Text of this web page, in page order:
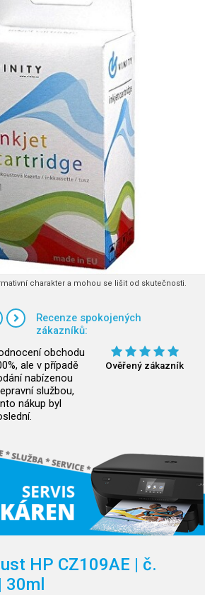
charakter a mohou se lišit od skutečnosti.
Recenze spokojených
zákazníků:
obchodu
ale v případě
nabízenou
službou,
nákup byl
Ověřený zákazník
HP CZ109AE | č.
30ml